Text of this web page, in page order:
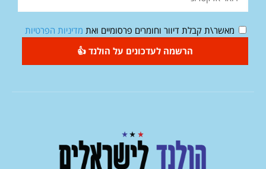
מאשר\ת קבלת דיוור וחומרים פרסומיים ואת מדיניות הפרטיות
הרשמה לעדכונים על הולנד 👍